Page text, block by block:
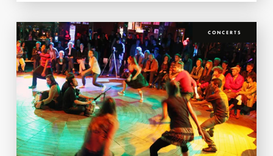
CONCERTS